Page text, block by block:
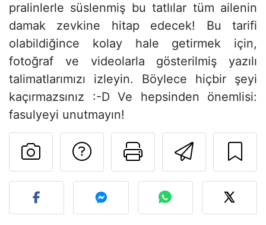
pralinlerle süslenmiş bu tatlılar tüm ailenin
damak zevkine hitap edecek! Bu tarifi
olabildiğince kolay hale getirmek için,
fotoğraf ve videolarla gösterilmiş yazılı
talimatlarımızı izleyin. Böylece hiçbir şeyi
kaçırmazsınız :-D Ve hepsinden önemlisi:
fasulyeyi unutmayın!
Bu sayfayı
Tarif sahibine bir
Bu tarifin fotoğrafını